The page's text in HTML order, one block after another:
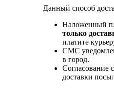
Данный способ
Наложенный
только
платите
СМС
в город.
Согласование
доставки